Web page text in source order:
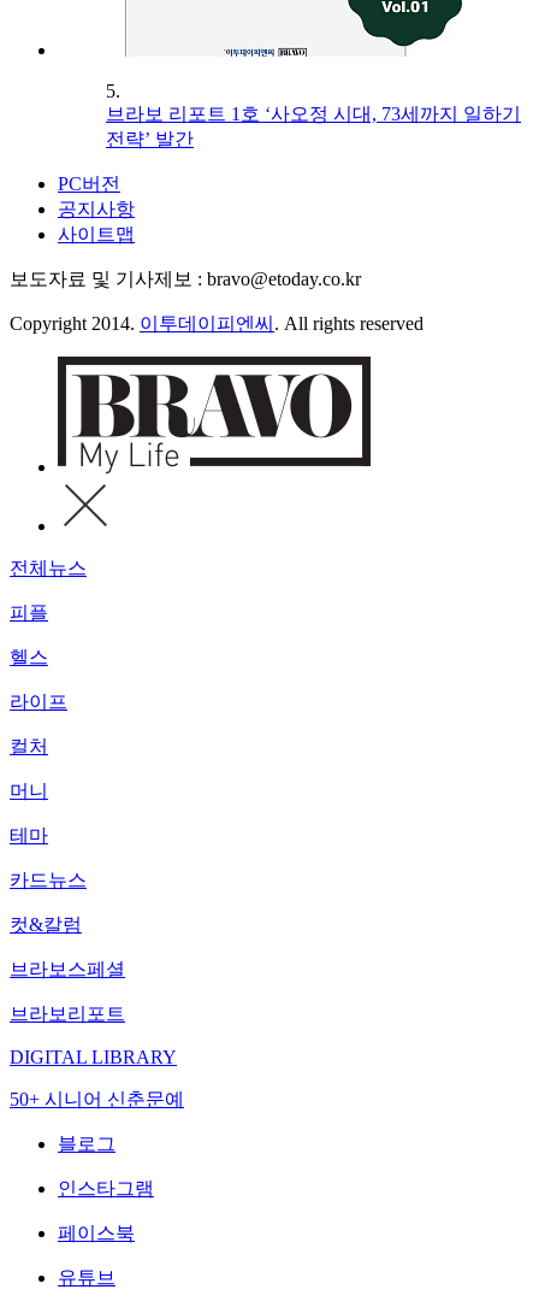
5.
브라보 리포트 1호 ‘사오정 시대, 73세까지 일하기
전략’ 발간
PC버전
공지사항
사이트맵
보도자료 및 기사제보 : bravo@etoday.co.kr
Copyright 2014. 이투데이피엔씨 . All rights reserved
전체뉴스
피플
헬스
라이프
컬처
머니
테마
카드뉴스
컷&칼럼
브라보스페셜
브라보리포트
DIGITAL LIBRARY
50+ 시니어 신춘문예
블로그
인스타그램
페이스북
유튜브